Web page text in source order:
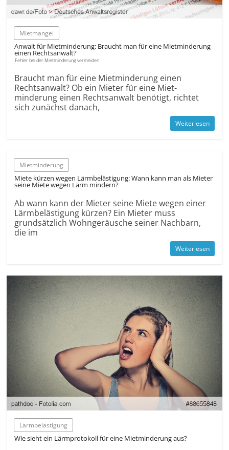
Mietmangel
Anwalt für Miet­minderung: Braucht man für eine Miet­minderung
einen Rechtsanwalt?
Fehler bei der Mietminderung vermeiden
Braucht man für eine Miet­minderung einen
Rechtsanwalt? Ob ein Mieter für eine Miet­
minderung einen Rechtsanwalt benötigt, richtet
sich zunächst danach,
Weiterlesen
Mietminderung
Miete kürzen wegen Lärmbelästigung: Wann kann man als Mieter
seine Miete wegen Lärm mindern?
Ab wann kann der Mieter seine Miete wegen einer
Lärmbelästigung kürzen? Ein Mieter muss
grundsätzlich Wohngeräusche seiner Nachbarn,
die im
Weiterlesen
Lärmbelästigung
Wie sieht ein Lärmprotokoll für eine Mietminderung aus?